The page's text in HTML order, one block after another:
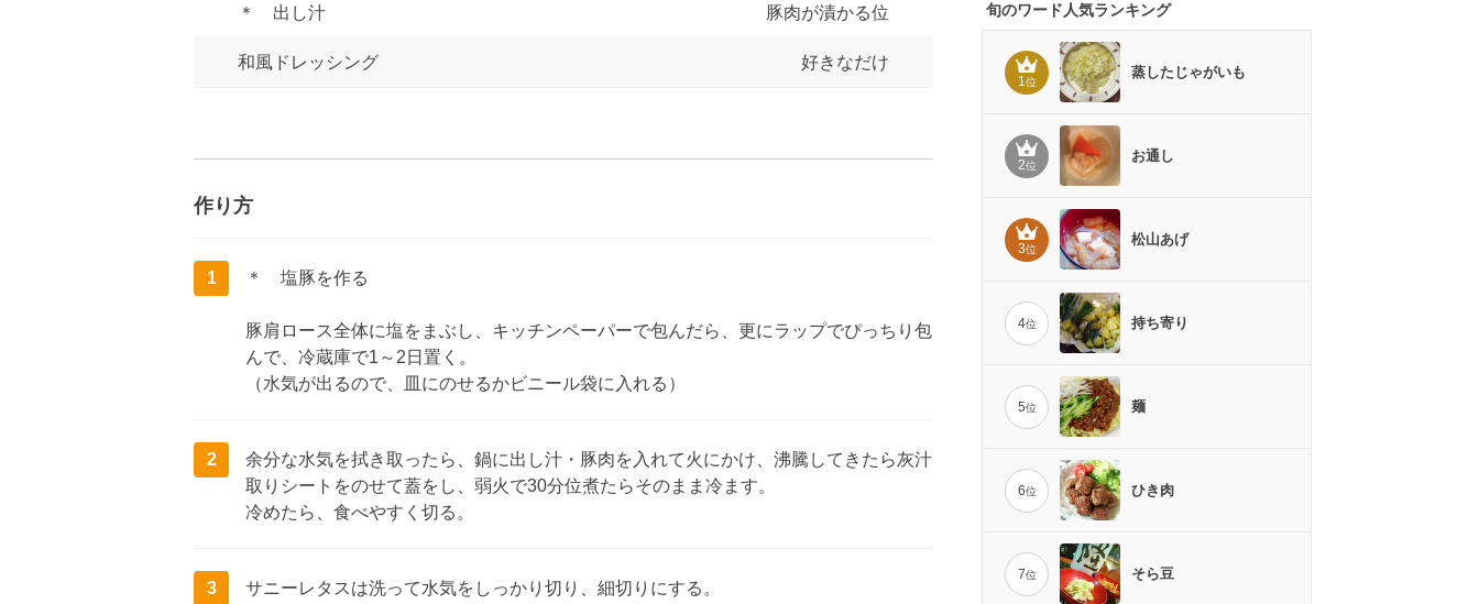
＊ 出し汁 豚肉が漬かる位
和風ドレッシング 好きなだけ
作り方
1 ＊ 塩豚を作る
豚肩ロース全体に塩をまぶし、キッチンペーパーで包んだら、更にラップでぴっちり包
んで、冷蔵庫で1～2日置く。
（水気が出るので、皿にのせるかビニール袋に入れる）
2
余分な水気を拭き取ったら、鍋に出し汁・豚肉を入れて火にかけ、沸騰してきたら灰汁
取りシートをのせて蓋をし、弱火で30分位煮たらそのまま冷ます。
冷めたら、食べやすく切る。
3
サニーレタスは洗って水気をしっかり切り、細切りにする。
旬のワード人気ランキング
1位
蒸したじゃがいも
2位
お通し
3位
松山あげ
4位 持ち寄り
5位 麺
6位 ひき肉
7位 そら豆